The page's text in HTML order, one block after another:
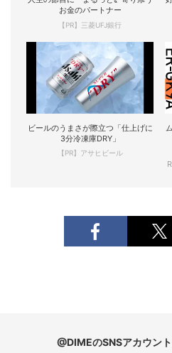
お金のパートナー
【PR】三菱UFJ銀行
ビールのうまさが際立つ「仕上げに
3分冷凍庫DRY」
【PR】アサヒビール
@DIMEのSNSアカウン